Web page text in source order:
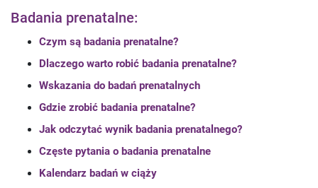
Badania prenatalne:
Czym są badania prenatalne?
Dlaczego warto robić badania prenatalne?
Wskazania do badań prenatalnych
Gdzie zrobić badania prenatalne?
Jak odczytać wynik badania prenatalnego?
Częste pytania o badania prenatalne
Kalendarz badań w ciąży